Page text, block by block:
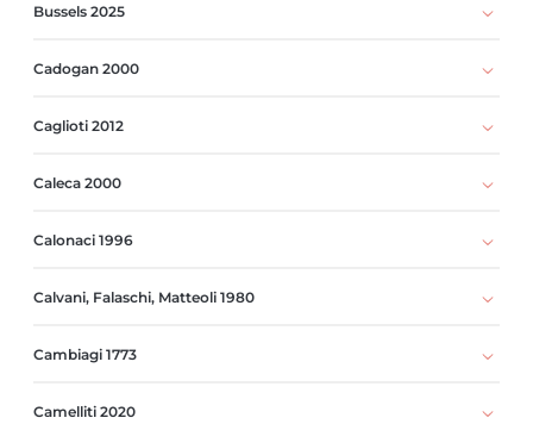
Bussels 2025
Cadogan 2000
Caglioti 2012
Caleca 2000
Calonaci 1996
Calvani, Falaschi, Matteoli 1980
Cambiagi 1773
Camelliti 2020